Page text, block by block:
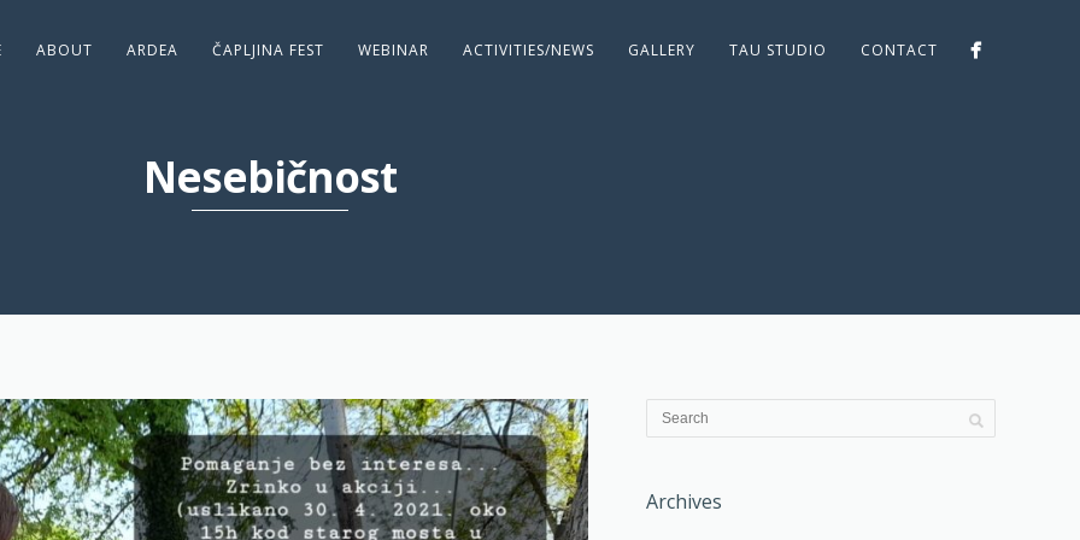
ABOUT ARDEA ČAPLJINA FEST WEBINAR ACTIVITIES/NEWS GALLERY TAU STUDIO CONTACT
Nesebičnost
Archives